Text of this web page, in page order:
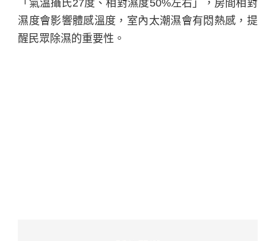
「氣溫攝氏27度、相對濕度50%左右」，房間相對
濕度會影響體感溫度，室內太潮濕會有悶熱感，提
醒民眾除濕的重要性。